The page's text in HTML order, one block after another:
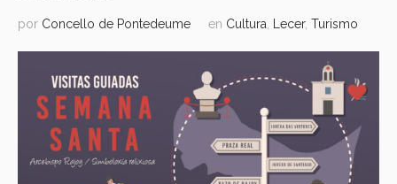
por Concello de Pontedeume en Cultura Lecer, Turismo